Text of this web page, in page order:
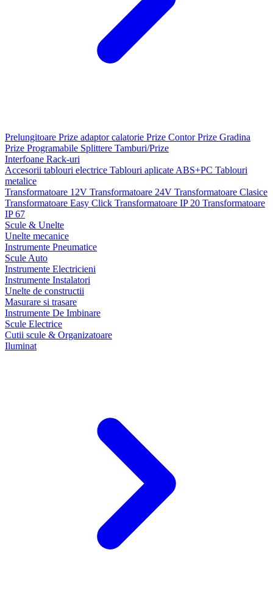
Prelungitoare Prize adaptor calatorie Prize ContorPrize Gradina
Prize Programabile Splittere Tamburi/Prize
Interfoane Rack-uri
Accesorii tablouri electrice Tablouri aplicate ABS+PC Tablouri
metalice
Transformatoare 12V Transformatoare 24V Transformatoare Clasice
Transformatoare Easy Click Transformatoare IP 20 Transformatoare
IP 67
Scule & Unelte
Unelte mecanice
Instrumente Pneumatice
Scule Auto
Instrumente Electricieni
Instrumente Instalatori
Unelte de constructii
Masurare si trasare
Instrumente De Imbinare
Scule Electrice
Cutii scule & Organizatoare
Iluminat